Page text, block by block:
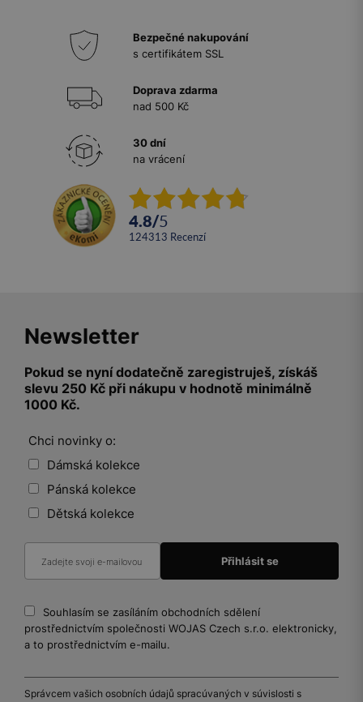
Bezpečné nakupování
s certifikátem SSL
Doprava zdarma
nad 500 Kč
30 dní
na vrácení
4.8/5
124313 recenzí
Newsletter
Pokud se nyní dodatečně zaregistruješ, získáš
slevu 250 Kč při nákupu v hodnotě minimálně
1000 Kč.
Chci novinky o:
Dámská kolekce
Pánská kolekce
Dětská kolekce
Souhlasím se zasíláním obchodních sdělení
prostřednictvím společnosti WOJAS Czech s.r.o. elektronicky,
a to prostřednictvím e-mailu.
Správcem vašich osobních údajů spracúvaných v súvislosti s